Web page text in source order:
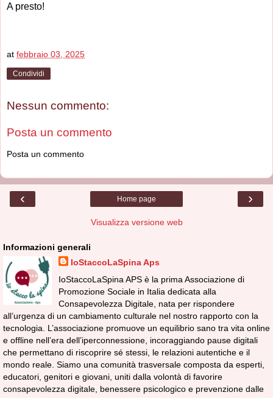
A presto!
at febbraio 03, 2025
Condividi
Nessun commento:
Posta un commento
Posta un commento
‹ ›
Home page
Visualizza versione web
Informazioni generali
IoStaccoLaSpina Aps
IoStaccoLaSpina APS è la prima Associazione di
Promozione Sociale in Italia dedicata alla
Consapevolezza Digitale, nata per rispondere
all’urgenza di un cambiamento culturale nel nostro rapporto con la
tecnologia. L’associazione promuove un equilibrio sano tra vita online
e offline nell’era dell’iperconnessione, incoraggiando pause digitali
che permettano di riscoprire sé stessi, le relazioni autentiche e il
mondo reale. Siamo una comunità trasversale composta da esperti,
educatori, genitori e giovani, uniti dalla volontà di favorire
consapevolezza digitale, benessere psicologico e prevenzione dalle